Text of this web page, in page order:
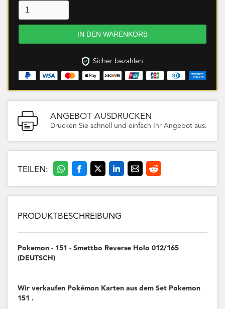
Sicher bezahlen
ANGEBOT AUSDRUCKEN
Drucken Sie schnell und einfach Ihr Angebot aus.
TEILEN:
PRODUKTBESCHREIBUNG
Pokemon - 151 - Smettbo Reverse Holo 012/165
(DEUTSCH)
Wir verkaufen Pokémon Karten aus dem Set Pokemon
151 .